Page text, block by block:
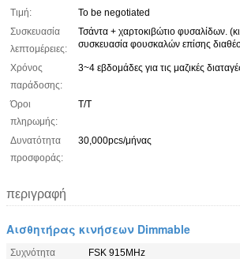
Τιμή:
To be negotiated
Συσκευασία
λεπτομέρειες:
Τσάντα + χαρτοκιβώτιο φυσαλίδων.
συσκευασία φουσκαλών επίσης
Χρόνος
παράδοσης:
3~4 εβδομάδες για τις μαζικές
Όροι
πληρωμής:
Τ/Τ
Δυνατότητα
προσφοράς:
30,000pcs/μήνας
περιγραφή
Αισθητήρας κινήσεων Dimmable
Συχνότητα
FSK 915MHz